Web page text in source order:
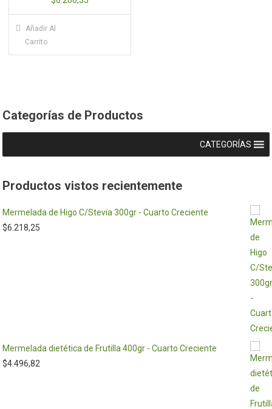
Añadir Al
Carrito
Categorías de Productos
CATEGORÍAS
Productos vistos recientemente
Mermelada de Higo C/Stevia 300gr - Cuarto Creciente
$6.218,25
Mermelada dietética de Frutilla 400gr - Cuarto Creciente
$4.496,82